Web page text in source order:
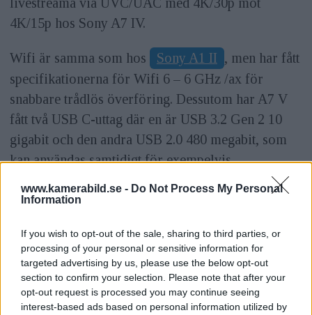
www.kamerabild.se - Do Not Process My Personal
Information
If you wish to opt-out of the sale, sharing to third parties, or
processing of your personal or sensitive information for
targeted advertising by us, please use the below opt-out
section to confirm your selection. Please note that after your
opt-out request is processed you may continue seeing
interest-based ads based on personal information utilized by
4K/15p hos Sony A7 IV.
Wifi är samma som hos Sony A1 II , men har fått
specifikationerna för Wifi 6 – 6 GHz /ax för
snabbare trådlös överföring. Dessutom har A7 V
fått två USB C-uttag där en är USB 3.2 Gen 2 10
gigabit och den andra USB 2.0 480 megabit, som
kan användas samtidigt för exempelvis
pris är 35 000 kronor inklusive moms.